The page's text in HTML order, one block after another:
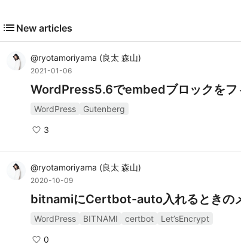
list New articles
@ryotamoriyama (良太 森山)
2021-01-06
WordPress5.6でembedブロックをフ
WordPress Gutenberg
3
@ryotamoriyama (良太 森山)
2020-10-09
bitnamiにCertbot-auto入れるときの
WordPress BITNAMI certbot Let’sEncrypt
0